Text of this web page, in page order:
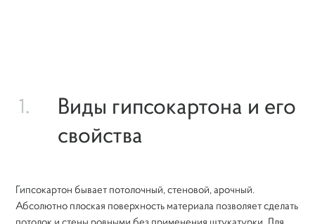
1.
Виды гипсокартона и его
свойства
Гипсокартон бывает потолочный, стеновой, арочный.
Абсолютно плоская поверхность материала позволяет сделать